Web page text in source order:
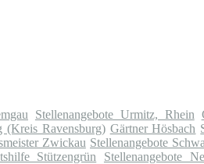
Stellenangebote Urmitz, Rhein
(Kreis Ravensburg) Gärtner Hösbach
Zwickau Stellenangebote
Stützengrün Stellenangebote